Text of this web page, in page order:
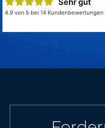
Sehr gut
4.9 von 5 bei 14 Kundenbewertungen